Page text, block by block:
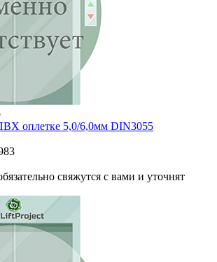
оплетке 5,0/6,0мм DIN3055
свяжутся с вами и уточнят